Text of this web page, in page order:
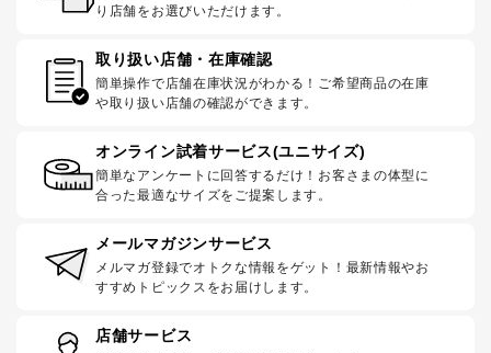
り店舗をお選びいただけます。
取り扱い店舗・在庫確認
簡単操作で店舗在庫状況がわかる！ご希望商品の在庫
や取り扱い店舗の確認ができます。
オンライン試着サービス(ユニサイズ)
簡単なアンケートに回答するだけ！お客さまの体型に
合った最適なサイズをご提案します。
メールマガジンサービス
メルマガ登録でオトクな情報をゲット！最新情報やお
すすめトピックスをお届けします。
店舗サービス